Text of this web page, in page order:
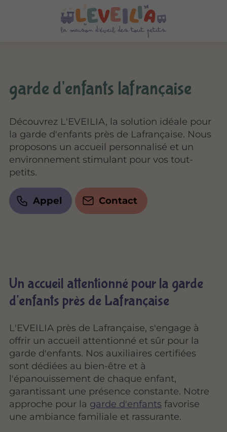
garde d'enfants lafrançaise
Découvrez L'EVEILIA, la solution idéale pour
la garde d'enfants près de Lafrançaise. Nous
proposons un accueil personnalisé et un
environnement stimulant pour vos tout-
petits.
Appel Contact
Un accueil attentionné pour la garde
d'enfants près de Lafrançaise
L'EVEILIA près de Lafrançaise, s'engage à
offrir un accueil attentionné et sûr pour la
garde d'enfants. Nos auxiliaires certifiées
sont dédiées au bien-être et à
l'épanouissement de chaque enfant,
garantissant une présence constante. Notre
approche pour la garde d'enfants favorise
une ambiance familiale et rassurante.